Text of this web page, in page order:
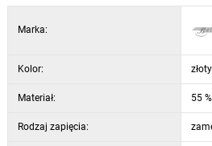
Marka:
Kolor: złoty
Materiał: 55
Rodzaj zapięcia: